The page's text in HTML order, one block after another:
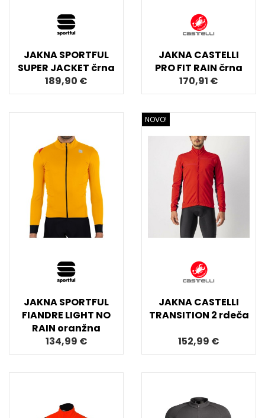
JAKNA SPORTFUL
SUPER JACKET črna
189,90 €
JAKNA CASTELLI
PRO FIT RAIN črna
170,91 €
JAKNA SPORTFUL
FIANDRE LIGHT NO
RAIN oranžna
134,99 €
NOVO!
JAKNA CASTELLI
TRANSITION 2 rdeča
152,99 €